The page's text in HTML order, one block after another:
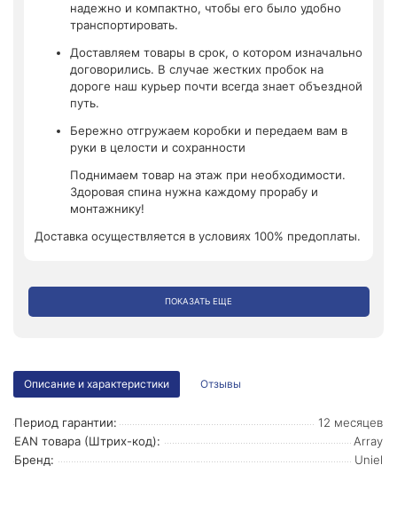
надежно и компактно, чтобы его было удобно
транспортировать.
Доставляем товары в срок, о котором изначально
договорились. В случае жестких пробок на
дороге наш курьер почти всегда знает объездной
путь.
Бережно отгружаем коробки и передаем вам в
руки в целости и сохранности
Поднимаем товар на этаж при необходимости.
Здоровая спина нужна каждому прорабу и
монтажнику!
Доставка осуществляется в условиях 100% предоплаты.
ПОКАЗАТЬ ЕЩЕ
Описание и характеристики Отзывы
Период гарантии:
12 месяцев
EAN товара (Штрих-код):
Array
Бренд:
Uniel